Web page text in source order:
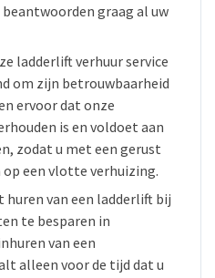
graag al uw
ladderlift verhuur service
om zijn betrouwbaarheid
ervoor dat onze
is en voldoet aan
zodat u met een gerust
een vlotte verhuizing.
huren van een ladderlift bij
te besparen in
van een
alleen voor de tijd dat u